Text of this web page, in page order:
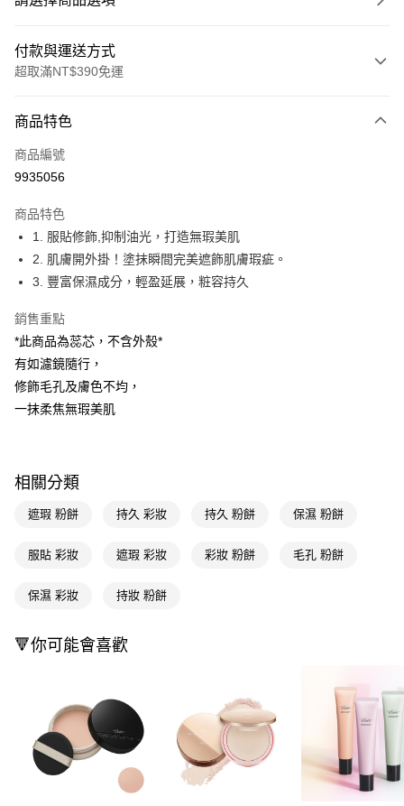
付款與運送方式
超取滿NT$390免運
POYA支付
信用卡一次付款
LINE Pay
Apple Pay
悠遊付
Google Pay
便利好安心！
１．簡單：不需註冊會員、不需綁卡、不需儲值。
２．便利：只要手機號碼，簡訊認證，即可結帳。
３．安心：先確認商品／服務後，再付款。
【「AFTEE先享後付」結帳流程】
結帳頁面，進行簡訊認證並確認金額後，即可完成結帳。
２．訂單成立數日內，您將收到繳費通知簡訊。
ATM／網路銀行／等多元方式進行付款，方視為交易完成。
※ 請注意：結帳手續完成當下不需立刻繳費，但若您需要取消訂單，請聯絡
※ 交易是否成功請以「AFTEE先享後付 」之結帳頁面顯示為準，若有關於
是否繳費成功／繳費後需取消欲退款等相關疑問，請聯繫「AFTEE先享後付
客戶支援中心」https://netprotections.freshdesk.com/support/home
【注意事項】
１．透過由恩沛科技股份有限公司提供之「AFTEE先享後付」服務完成之交
易，需依本服務之必要範圍內提供個人資料，並將交易相關給付款項請求債
每筆NT$65，滿NT$390(含以上)免運費
付款後全家取貨
萊爾富取貨付款
付款後萊爾富取貨
每筆NT$65，滿NT$490(含以上)免運費
7-11取貨付款
每筆NT$65，滿NT$490(含以上)免運費
商品特色
商品編號
9935056
商品特色
1. 服貼修飾,抑制油光，打造無瑕美肌
2. 肌膚開外掛！塗抹瞬間完美遮飾肌膚瑕疵。
3. 豐富保濕成分，輕盈延展，粧容持久
銷售重點
*此商品為蕊芯，不含外殼*
有如濾鏡隨行，
修飾毛孔及膚色不均，
一抹柔焦無瑕美肌
相關分類
遮瑕 粉餅 持久 彩妝 持久 粉餅 保濕 粉餅
服貼 彩妝 遮瑕 彩妝 彩妝 粉餅 毛孔 粉餅
保濕 彩妝 持妝 粉餅
🔻你可能會喜歡